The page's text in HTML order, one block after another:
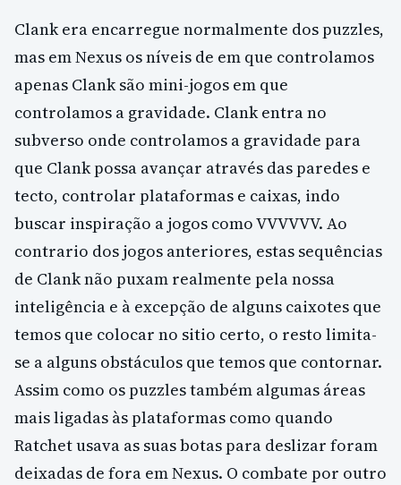
Clank era encarregue normalmente dos puzzles,
mas em Nexus os níveis de em que controlamos
apenas Clank são mini-jogos em que
controlamos a gravidade. Clank entra no
subverso onde controlamos a gravidade para
que Clank possa avançar através das paredes e
tecto, controlar plataformas e caixas, indo
buscar inspiração a jogos como VVVVVV. Ao
contrario dos jogos anteriores, estas sequências
de Clank não puxam realmente pela nossa
inteligência e à excepção de alguns caixotes que
temos que colocar no sitio certo, o resto limita-
se a alguns obstáculos que temos que contornar.
Assim como os puzzles também algumas áreas
mais ligadas às plataformas como quando
Ratchet usava as suas botas para deslizar foram
deixadas de fora em Nexus. O combate por outro